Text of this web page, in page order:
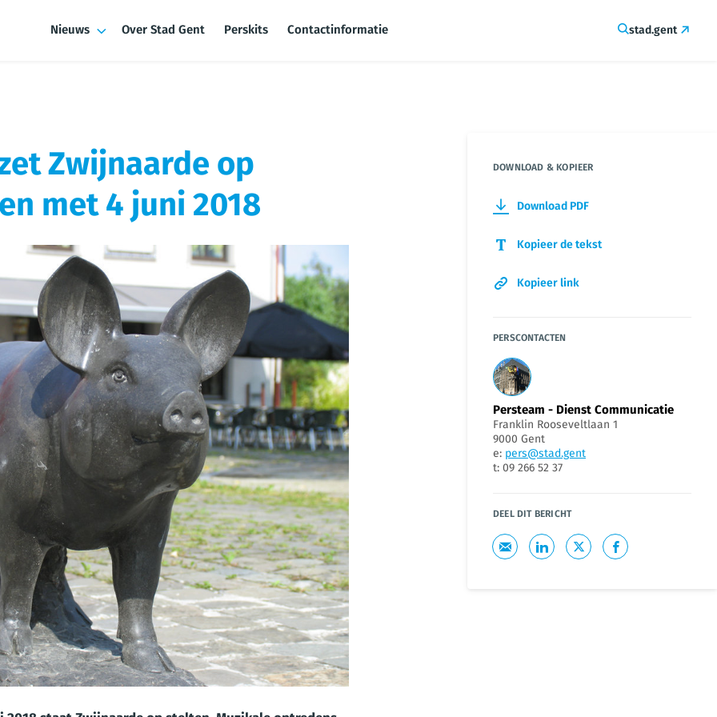
Nieuws Over Stad Gent Perskits Contactinformatie stad.gent
Zwijnaarde op
met 4 juni 2018
DOWNLOAD & KOPIEER
Download PDF
Kopieer de tekst
Kopieer link
PERSCONTACTEN
Persteam - Dienst Communicatie
Franklin Rooseveltlaan 1
9000 Gent
e: pers@stad.gent
t: 09 266 52 37
DEEL DIT BERICHT